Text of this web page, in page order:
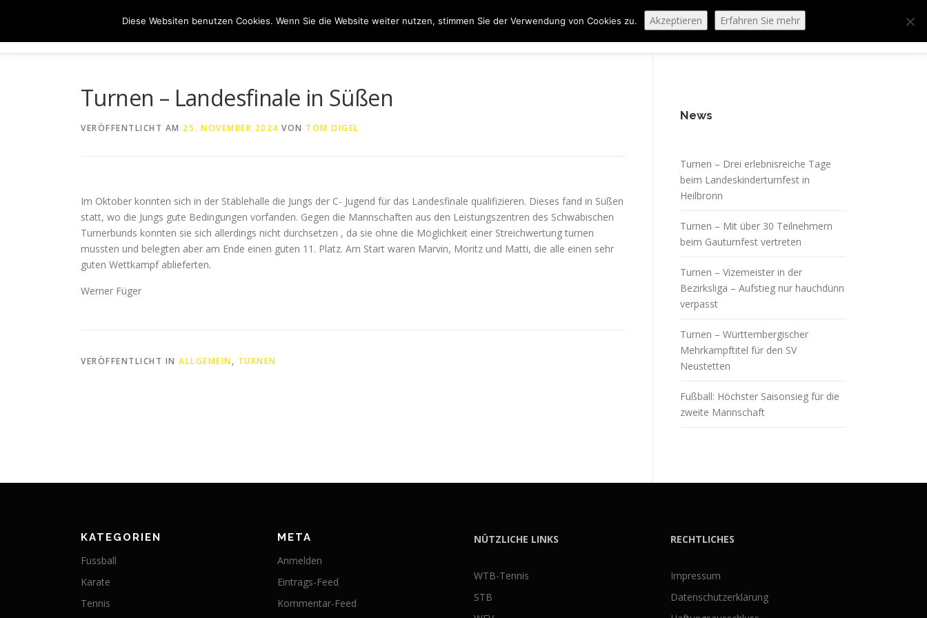
springen
HOME ÜBER UNS 50 JAHRE SVN KONTAKT NEWS SPONSORING SPORTHEIM „LA CASA“
Turnen – Landesfinale in Süßen
VERÖFFENTLICHT AM 25. NOVEMBER 2024 VON TOM DIGEL
Im Oktober konnten sich in der Stäblehalle die Jungs der C- Jugend für das Landesfinale qualifizieren. Dieses fand in Süßen
statt, wo die Jungs gute Bedingungen vorfanden. Gegen die Mannschaften aus den Leistungszentren des Schwäbischen
Turnerbunds konnten sie sich allerdings nicht durchsetzen , da sie ohne die Möglichkeit einer Streichwertung turnen
mussten und belegten aber am Ende einen guten 11. Platz. Am Start waren Marvin, Moritz und Matti, die alle einen sehr
guten Wettkampf ablieferten.
Werner Füger
VERÖFFENTLICHT IN ALLGEMEIN, TURNEN
News
Turnen – Drei erlebnisreiche Tage
beim Landeskinderturnfest in
Heilbronn
Turnen – Mit über 30 Teilnehmern
beim Gauturnfest vertreten
Turnen – Vizemeister in der
Bezirksliga – Aufstieg nur hauchdünn
verpasst
Turnen – Württembergischer
Mehrkampftitel für den SV
Neustetten
Fußball: Höchster Saisonsieg für die
zweite Mannschaft
KATEGORIEN
Fussball
Karate
Tennis
META
Anmelden
Eintrags-Feed
Kommentar-Feed
NÜTZLICHE LINKS
WTB-Tennis
STB
RECHTLICHES
Impressum
Datenschutzerklärung
Diese Websiten benutzen Cookies. Wenn Sie die Website weiter nutzen, stimmen Sie der Verwendung von Cookies zu. Akzeptieren Erfahren Sie mehr